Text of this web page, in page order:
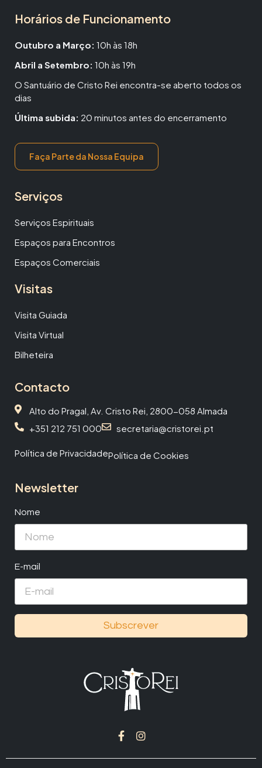
Horários de Funcionamento
Outubro a Março: 10h às 18h
Abril a Setembro: 10h às 19h
O Santuário de Cristo Rei encontra-se aberto todos os
dias
Última subida: 20 minutos antes do encerramento
Faça Parte da Nossa Equipa
Serviços
Serviços Espirituais
Espaços para Encontros
Espaços Comerciais
Visitas
Visita Guiada
Visita Virtual
Bilheteira
Contacto
Alto do Pragal, Av. Cristo Rei, 2800-058 Almada
+351 212 751 000
secretaria@cristorei.pt
Política de PrivacidadePolítica de Cookies
Newsletter
Nome
E-mail
Subscrever